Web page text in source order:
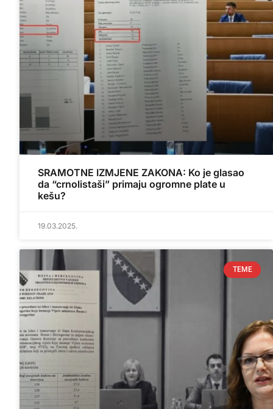
SRAMOTNE IZMJENE ZAKONA: Ko je glasao
da “crnolistaši” primaju ogromne plate u
kešu?
19.03.2025.
TEME